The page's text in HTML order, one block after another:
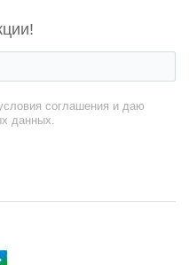
соглашения и даю
данных.